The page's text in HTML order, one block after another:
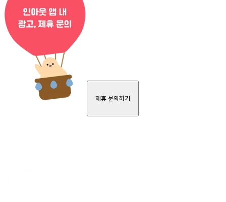
제휴 문의하기